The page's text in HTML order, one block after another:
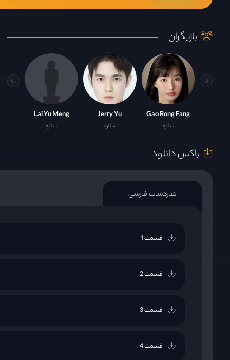
بازیگران
Gao Rong Fang
ستاره
Jerry Yu
ستاره
Lai Yu Meng
ستاره
باکس دانلود
هاردساب فارسی
قسمت 1
قسمت 2
قسمت 3
قسمت 4